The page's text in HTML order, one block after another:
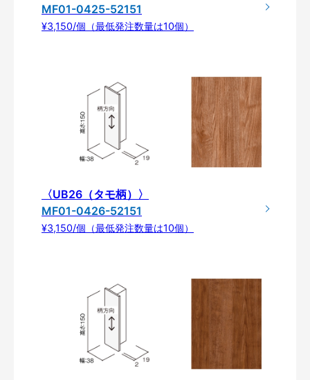
MF01-0425-52151
¥3,150/個（最低発注数量は10個）
〈UB26（タモ柄）〉
MF01-0426-52151
¥3,150/個（最低発注数量は10個）